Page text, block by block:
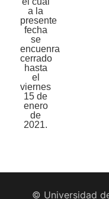
a la
presente
fecha
se
encuenra
cerrado
hasta
el
viernes
15 de
enero
de
2021.
© Universidad